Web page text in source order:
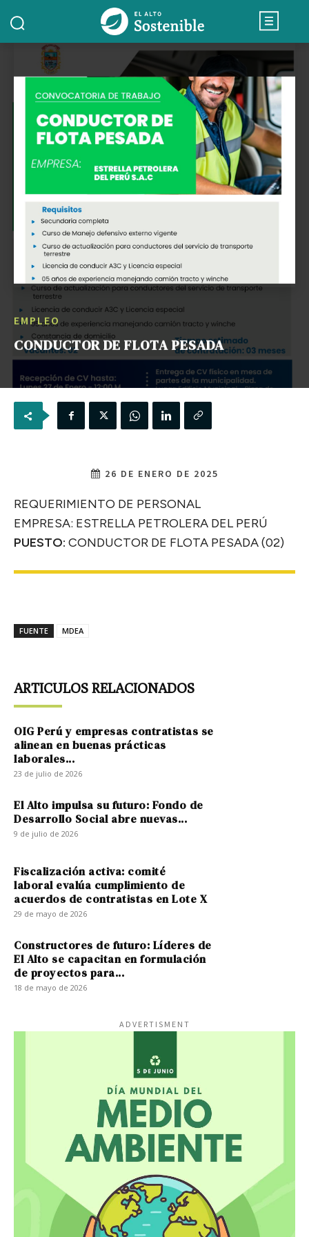
EMPLEO
CONDUCTOR DE FLOTA PESADA
26 DE ENERO DE 2025
REQUERIMIENTO DE PERSONAL
EMPRESA: ESTRELLA PETROLERA DEL PERÚ
PUESTO: CONDUCTOR DE FLOTA PESADA (02)
FUENTE MDEA
ARTICULOS RELACIONADOS
OIG Perú y empresas contratistas se
alinean en buenas prácticas
laborales...
23 de julio de 2026
El Alto impulsa su futuro: Fondo de
Desarrollo Social abre nuevas...
9 de julio de 2026
Fiscalización activa: comité
laboral evalúa cumplimiento de
acuerdos de contratistas en Lote X
29 de mayo de 2026
Constructores de futuro: Líderes de
El Alto se capacitan en formulación
de proyectos para...
18 de mayo de 2026
ADVERTISMENT